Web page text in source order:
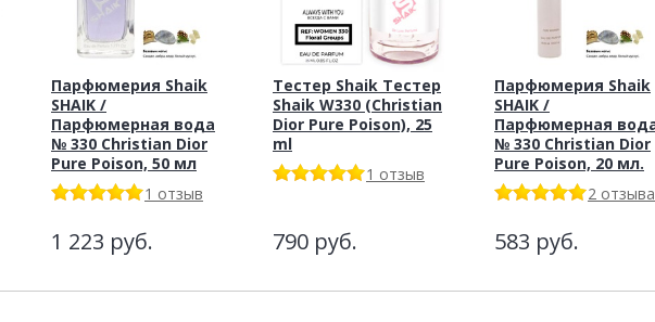
Парфюмерия Shaik
SHAIK /
Парфюмерная вода
№ 330 Christian Dior
Pure Poison, 50 мл
1 отзыв
1 223 руб.
Тестер Shaik Тестер
Shaik W330 (Christian
Dior Pure Poison), 25
ml
1 отзыв
790 руб.
Парфюмерия Shaik
SHAIK /
Парфюмерная
№ 330 Christian Dior
Pure Poison, 20 мл.
2 отзыва
583 руб.